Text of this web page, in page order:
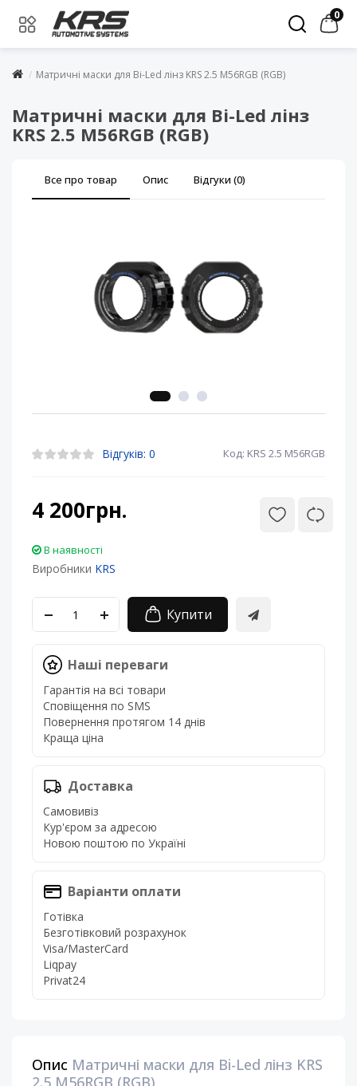
0
Матричні маски для Bi-Led лінз KRS 2.5 M56RGB (RGB)
Матричні маски для Bi-Led лінз
KRS 2.5 M56RGB (RGB)
Все про товар Опис Відгуки (0)
Відгуків: 0 Код: KRS 2.5 M56RGB
4 200грн.
В наявності
Виробники KRS
Купити
Наші переваги
Гарантія на всі товари
Сповіщення по SMS
Повернення протягом 14 днів
Краща ціна
Доставка
Самовивіз
Кур'єром за адресою
Новою поштою по Україні
Варіанти оплати
Готівка
Безготівковий розрахунок
Visa/MasterCard
Liqpay
Privat24
Опис Матричні маски для Bi-Led лінз KRS